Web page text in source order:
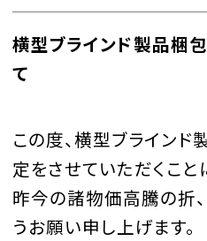
横型ブラインド製品梱
て
この度、横型ブライン
定をさせていただくこと
昨今の諸物価高騰の折
うお願い申し上げます。